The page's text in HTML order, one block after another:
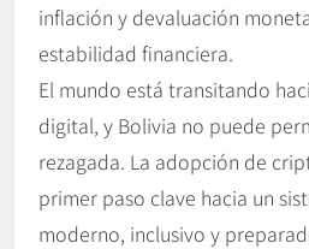
inflación y devaluación
estabilidad financiera.
El mundo está transitando
digital, y Bolivia no puede
rezagada. La adopción de
primer paso clave hacia un
moderno, inclusivo y